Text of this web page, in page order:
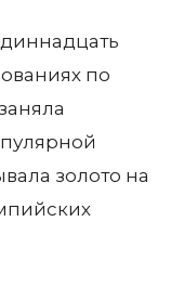
по
золото на